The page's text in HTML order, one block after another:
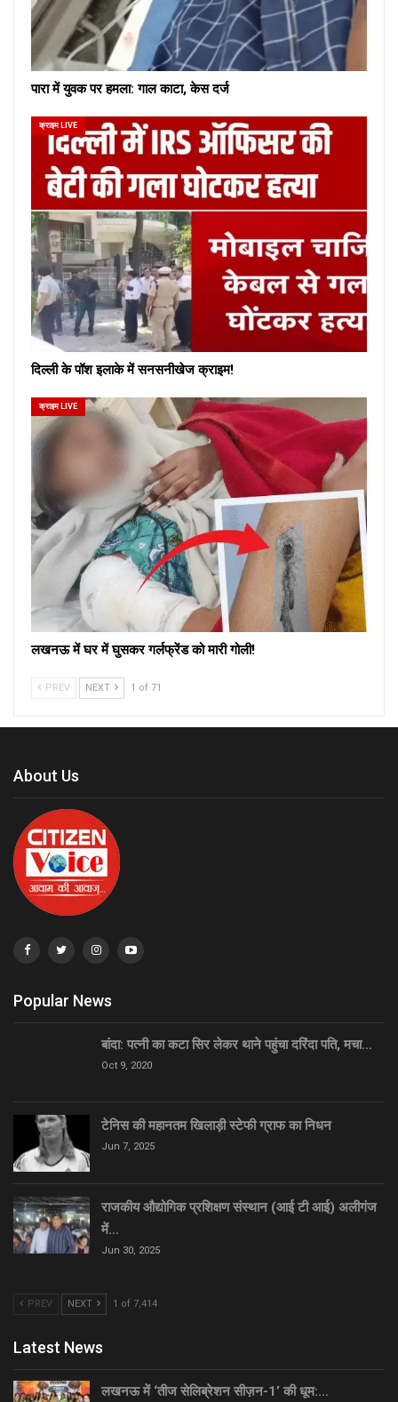
पारा में युवक पर हमला: गाल काटा, केस दर्ज
क्राइम LIVE
दिल्ली के पॉश इलाके में सनसनीखेज क्राइम!
क्राइम LIVE
लखनऊ में घर में घुसकर गर्लफ्रेंड को मारी गोली!
PREV NEXT 1 of 71
About Us
Popular News
बांदा: पत्नी का कटा सिर लेकर थाने पहुंचा दरिंदा पति, मचा…
Oct 9, 2020
टेनिस की महानतम खिलाड़ी स्टेफी ग्राफ का निधन
Jun 7, 2025
राजकीय औद्योगिक प्रशिक्षण संस्थान (आई टी आई) अलीगंज
में…
Jun 30, 2025
PREV NEXT 1 of 7,414
Latest News
लखनऊ में ‘तीज सेलिब्रेशन सीज़न-1’ की धूम:…